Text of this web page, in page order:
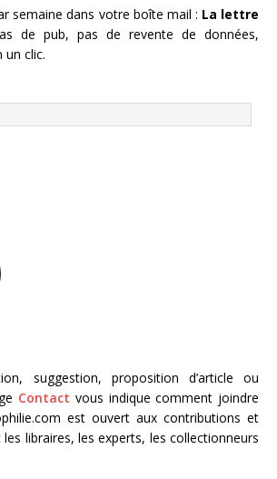
semaine dans votre boîte mail : La lettre
de pub, pas de revente de données,
un clic.
suggestion, proposition d’article ou
Contact vous indique comment joindre
est ouvert aux contributions et
libraires, les experts, les collectionneurs